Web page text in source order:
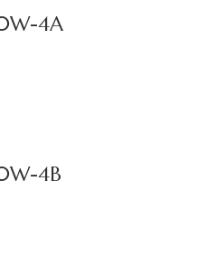
4A
4B